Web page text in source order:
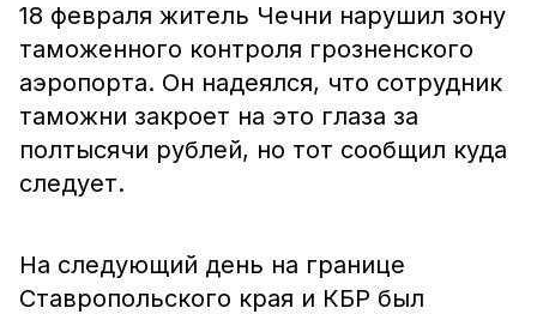
18 февраля житель Чечни нарушил зону
таможенного контроля грозненского
аэропорта. Он надеялся, что сотрудник
таможни закроет на это глаза за
полтысячи рублей, но тот сообщил куда
следует.
На следующий день на границе
Ставропольского края и КБР был